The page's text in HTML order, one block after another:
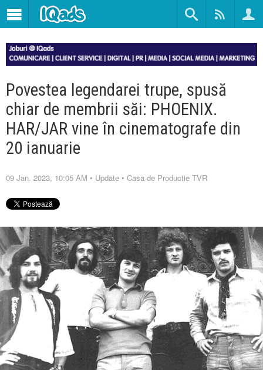
Povestea legendarei trupe, spusă
chiar de membrii săi: PHOENIX.
HAR/JAR vine în cinematografe din
20 ianuarie
09 Jan. 2023, 10:05 AM • Update • Casa de Productie TVR